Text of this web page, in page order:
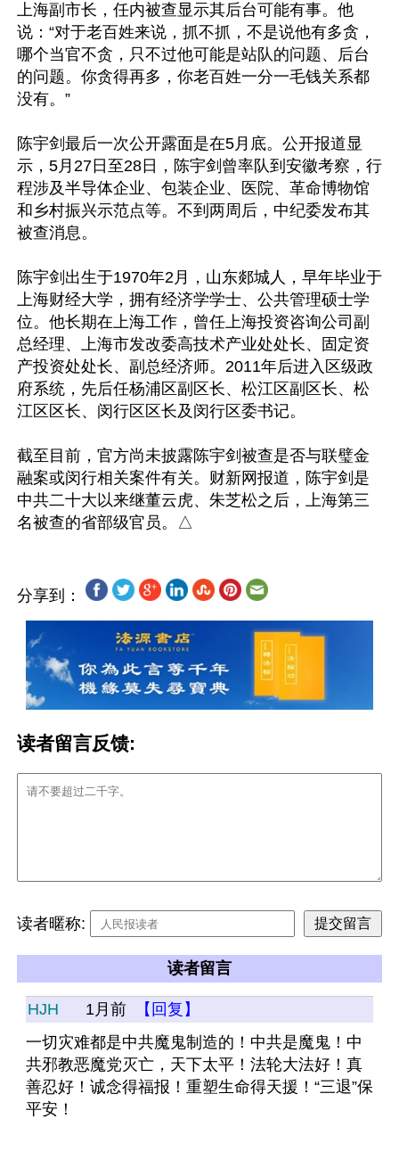
上海副市长，任内被查显示其后台可能有事。他
说：“对于老百姓来说，抓不抓，不是说他有多贪，
哪个当官不贪，只不过他可能是站队的问题、后台
的问题。你贪得再多，你老百姓一分一毛钱关系都
没有。”
陈宇剑最后一次公开露面是在5月底。公开报道显
示，5月27日至28日，陈宇剑曾率队到安徽考察，行
程涉及半导体企业、包装企业、医院、革命博物馆
和乡村振兴示范点等。不到两周后，中纪委发布其
被查消息。
陈宇剑出生于1970年2月，山东郯城人，早年毕业于
上海财经大学，拥有经济学学士、公共管理硕士学
位。他长期在上海工作，曾任上海投资咨询公司副
总经理、上海市发改委高技术产业处处长、固定资
产投资处处长、副总经济师。2011年后进入区级政
府系统，先后任杨浦区副区长、松江区副区长、松
江区区长、闵行区区长及闵行区委书记。
截至目前，官方尚未披露陈宇剑被查是否与联璧金
融案或闵行相关案件有关。财新网报道，陈宇剑是
中共二十大以来继董云虎、朱芝松之后，上海第三
分享到：
读者留言反馈:
读者暱称:
读者留言
HJH 1月前
【回复】
一切灾难都是中共魔鬼制造的！中共是魔鬼！中
共邪教恶魔党灭亡，天下太平！法轮大法好！真
善忍好！诚念得福报！重塑生命得天援！“三退”保
平安！